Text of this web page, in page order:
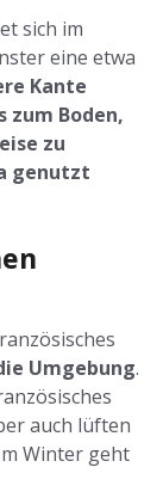
sich im
eine etwa
Kante
zum Boden,
zu
genutzt
Umgebung.
auch lüften
Winter geht